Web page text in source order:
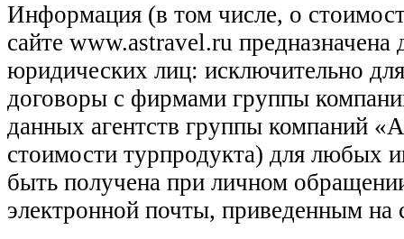
Информация (в том числе, о
сайте www.astravel.ru предназначена
юридических лиц: исключительно
договоры с фирмами группы
данных агентств группы компаний
стоимости турпродукта) для любых
быть получена при личном
электронной почты, приведенным на